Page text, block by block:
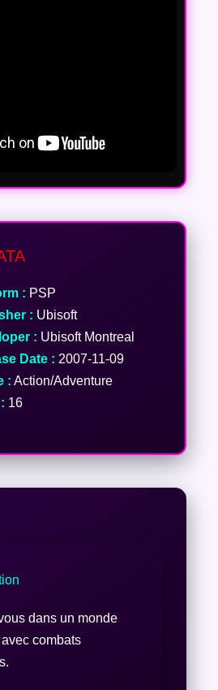
: PSP
: Ubisoft
: Ubisoft Montreal
Date : 2007-11-09
: Action/Adventure
16
dans un monde
combats